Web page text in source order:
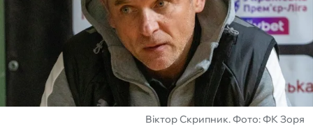
ІНШІ
БУКМЕКЕРИ
Віктор Скрипник. Фото: ФК Зоря